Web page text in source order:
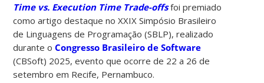
Time vs. Execution Time Trade-offsfoi premiado
como artigo destaque no XXIX Simpósio Brasileiro
de Linguagens de Programação (SBLP), realizado
durante oCongresso Brasileiro de Software
(CBSoft) 2025, evento que ocorre de 22 a 26 de
setembro em Recife, Pernambuco.